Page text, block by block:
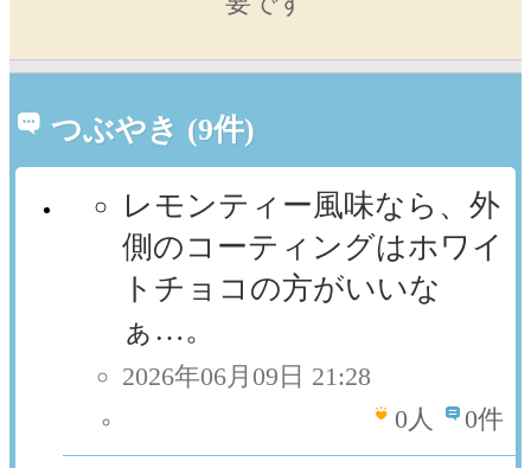
つぶやき (9件)
レモンティー風味なら、外
側のコーティングはホワイ
トチョコの方がいいな
ぁ…。
2026年06月09日 21:28
0人 0件